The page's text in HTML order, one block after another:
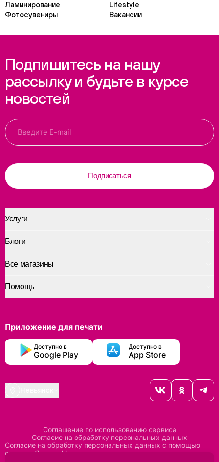
Ламинирование
Lifestyle
Фотосувениры
Вакансии
Подпишитесь на нашу
рассылку и будьте в курсе
новостей
Подписаться
Услуги
Помощь
Блоги
Все магазины
Приложение для печати
Доступно в
Google Play
Доступно в
App Store
Соглашение по использованию сервиса
Согласие на обработку персональных данных
Согласие на обработку персональных данных с помощью
сервиса Яндекс Метрика